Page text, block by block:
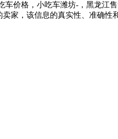
格，小吃车潍坊-，黑龙江售
家，该信息的真实性、准确性